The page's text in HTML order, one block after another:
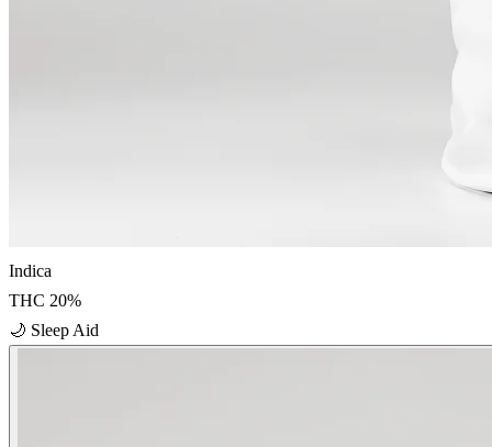
Indica
THC 20%
🌙 Sleep Aid